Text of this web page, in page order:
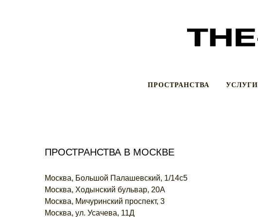
ПРОСТРАНСТВА УСЛУГИ
ПРОСТРАНСТВА В МОСКВЕ
Москва, Большой Палашевский, 1/14с5
Москва, Ходынский бульвар, 20А
Москва, Мичуринский проспект, 3
Москва, ул. Усачева, 11Д